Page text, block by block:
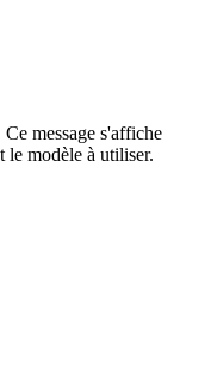
message s'affiche
le modèle à utiliser.